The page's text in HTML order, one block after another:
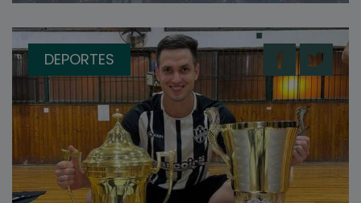
DEPORTES